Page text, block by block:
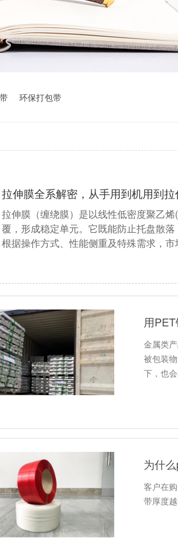
环保打包带
拉伸膜全系解密，从手用到机用到拉
拉伸膜（缠绕膜）是以线性低密度聚乙
覆，形成稳定单元。它既能防止托盘散
根据操作方式、性能侧重及特殊需求，
用
金属类
被包装
下，也
为什
客户在
带厚度